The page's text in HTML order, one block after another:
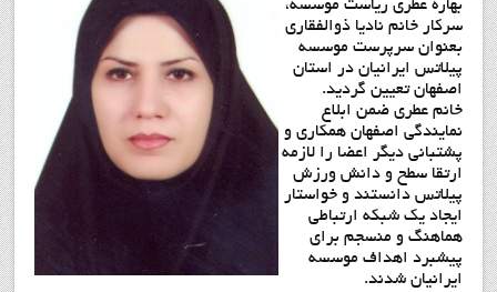
بهاره عطري رياست موسسه،
سرکار خانم ناديا ذوالفقاري
بعنوان سرپرست موسسه
پيلاتس ايرانيان در استان
اصفهان تعيين گرديد.
خانم عطری ضمن ابلاع
نمایندگی اصفهان همکاری و
پشتبانی دیگر اعضا را لازمه
ارتقا سطح و دانش ورزش
پیلاتس دانستند و خواستار
ایجاد یک شبکه ارتباطی
هماهنگ و منسجم برای
پیشبرد اهداف موسسه
ایرانیان شدند.